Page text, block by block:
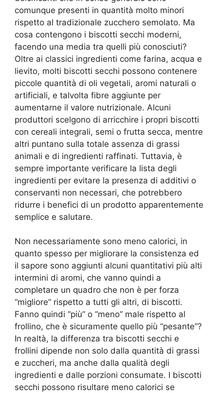
comunque presenti in quantità molto minori
rispetto al tradizionale zucchero semolato. Ma
cosa contengono i biscotti secchi moderni,
facendo una media tra quelli più conosciuti?
Oltre ai classici ingredienti come farina, acqua e
lievito, molti biscotti secchi possono contenere
piccole quantità di oli vegetali, aromi naturali o
artificiali, e talvolta fibre aggiunte per
aumentarne il valore nutrizionale. Alcuni
produttori scelgono di arricchire i propri biscotti
con cereali integrali, semi o frutta secca, mentre
altri puntano sulla totale assenza di grassi
animali e di ingredienti raffinati. Tuttavia, è
sempre importante verificare la lista degli
ingredienti per evitare la presenza di additivi o
conservanti non necessari, che potrebbero
ridurre i benefici di un prodotto apparentemente
semplice e salutare.
Non necessariamente sono meno calorici, in
quanto spesso per migliorare la consistenza ed
il sapore sono aggiunti alcuni quantitativi più alti
intermini di aromi, che vanno quindi a
completare un quadro che non è per forza
“migliore” rispetto a tutti gli altri, di biscotti.
Fanno quindi “più” o “meno” male rispetto al
frollino, che è sicuramente quello più “pesante”?
In realtà, la differenza tra biscotti secchi e
frollini dipende non solo dalla quantità di grassi
e zuccheri, ma anche dalla qualità degli
ingredienti e dalle porzioni consumate. I biscotti
secchi possono risultare meno calorici se